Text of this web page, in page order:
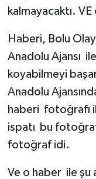
kalmayacaktı.
Haberi, Bolu
Anadolu Ajansı
koyabilmeyi
Anadolu
haberi fotoğrafı
ispatı bu
fotoğraf idi.
Ve o haber ile şu